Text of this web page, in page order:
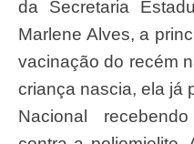
da Secretaria
Marlene Alves, a
vacinação do recém
criança nascia, ela já
Nacional